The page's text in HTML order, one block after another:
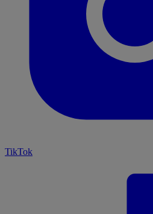
TikTok